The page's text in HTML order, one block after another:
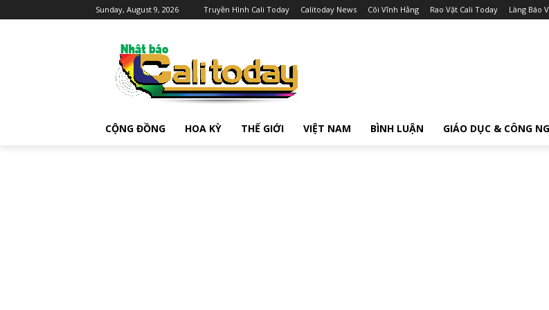
Sunday, August 9, 2026 Truyền Hình Cali Today Calitoday News Cõi Vĩnh Hằng Rao Vặt Cali Today Làng Báo
CỘNG ĐỒNG HOA KỲ THẾ GIỚI VIỆT NAM BÌNH LUẬN GIÁO DỤC & CÔNG